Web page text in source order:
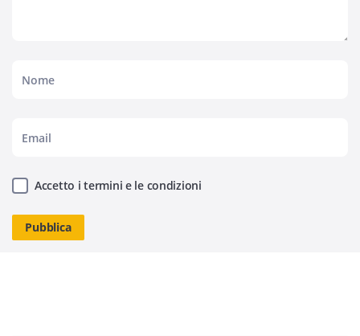
Accetto i termini e le condizioni